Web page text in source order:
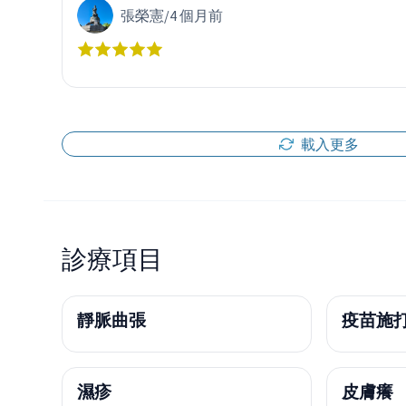
張榮憲/4 個月前
載入更多
診療項目
靜脈曲張 疫苗施
濕疹 皮膚癢